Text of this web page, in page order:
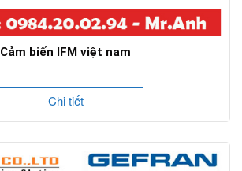
Cảm biến IFM việt nam
Chi tiết